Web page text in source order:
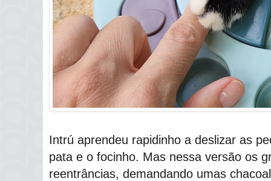
Intrú aprendeu rapidinho a deslizar as
pata e o focinho. Mas nessa versão os
reentrâncias, demandando umas